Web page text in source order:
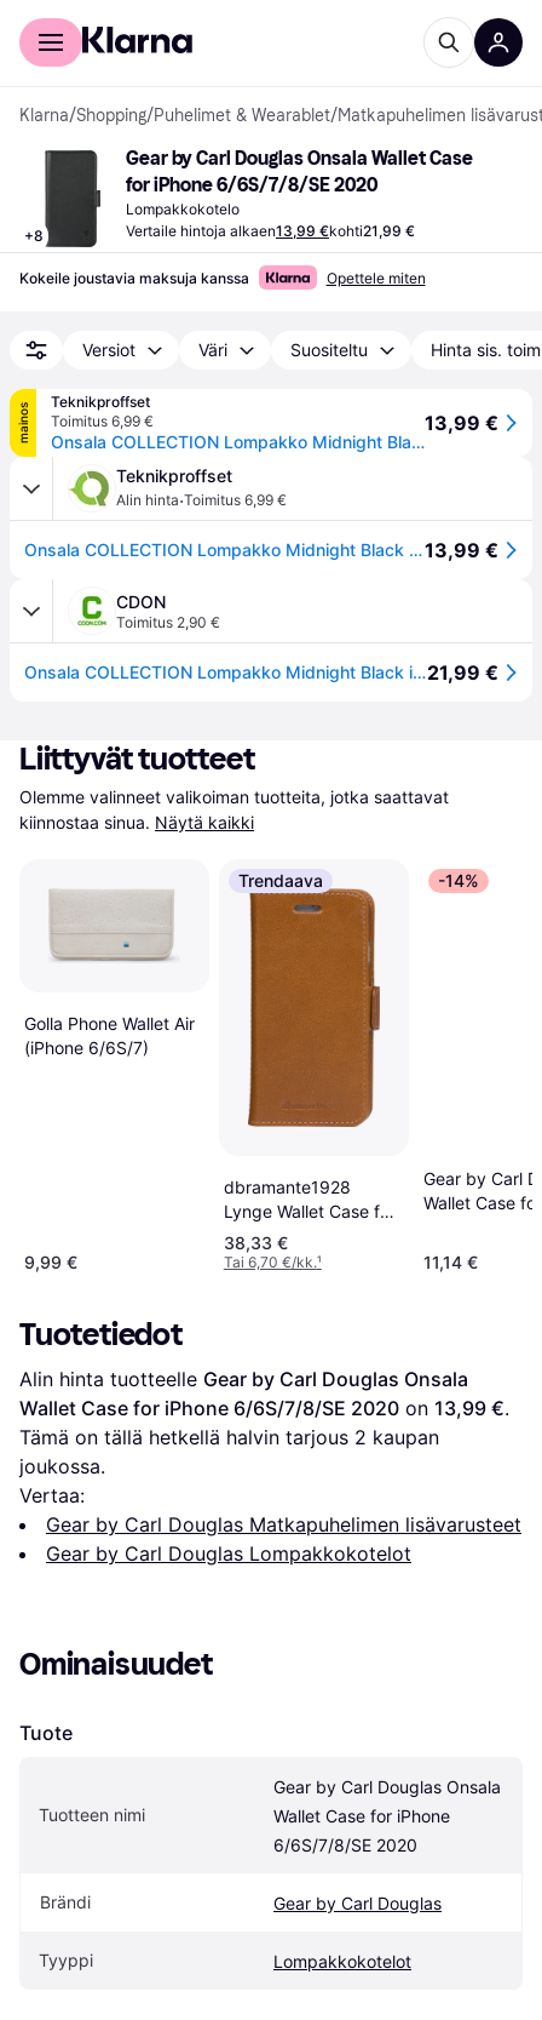
Kuluttajille
Klarna/Shopping/Puhelimet & Wearablet/Matkapuhelimen
+8
Gear by Carl Douglas Onsala Wallet Case
for iPhone 6/6S/7/8/SE 2020
Lompakkokotelo
Vertaile hintoja alkaen13,99 €kohti21,99 €
Kokeile joustavia maksuja kanssa Opettele miten
Versiot Väri Suositeltu Hinta sis.
mainos
Teknikproffset
Toimitus 6,99 €
Onsala COLLECTION Lompakko Midnight Black iPhone 6/7/8/SE
13,99 €
Teknikproffset
Alin hinta·Toimitus 6,99 €
Onsala COLLECTION Lompakko Midnight Black iPhone 6/7/8/SE13,99 €
CDON
Toimitus 2,90 €
Onsala COLLECTION Lompakko Midnight Black iPhone 6/7/8/SE21,99 €
Liittyvät tuotteet
Olemme valinneet valikoiman tuotteita, jotka saattavat
kiinnostaa sinua. Näytä kaikki
Golla Phone Wallet Air
(iPhone 6/6S/7)
9,99 €
Trendaava
dbramante1928
Lynge Wallet Case for
iPhone 6/6S/7/8/SE
38,33 €
Tai 6,70 €/kk.¹
-14%
Gear by Carl
Wallet Case
2022
11,14 €
Tuotetiedot
Alin hinta tuotteelle Gear by Carl Douglas Onsala
Wallet Case for iPhone 6/6S/7/8/SE 2020 on 13,99 €.
Tämä on tällä hetkellä halvin tarjous 2 kaupan
joukossa.
Vertaa:
Gear by Carl Douglas Matkapuhelimen lisävarusteet
Gear by Carl Douglas Lompakkokotelot
Ominaisuudet
Tuote
Tuotteen nimi
Gear by Carl Douglas Onsala
Wallet Case for iPhone
6/6S/7/8/SE 2020
Brändi Gear by Carl Douglas
Tyyppi Lompakkokotelot